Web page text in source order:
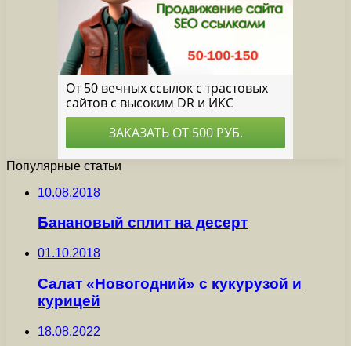
Популярные статьи
10.08.2018
Банановый сплит на десерт
01.10.2018
Салат «Новогодний» с кукурузой и
курицей
18.08.2022